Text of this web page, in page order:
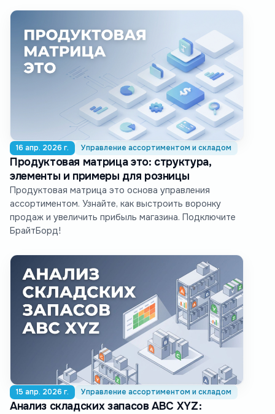
16 апр. 2026 г. Управление ассортиментом и складом
Продуктовая матрица это: структура,
элементы и примеры для розницы
Продуктовая матрица это основа управления
ассортиментом. Узнайте, как выстроить воронку
продаж и увеличить прибыль магазина. Подключите
БрайтБорд!
15 апр. 2026 г. Управление ассортиментом и складом
Анализ складских запасов ABC XYZ: